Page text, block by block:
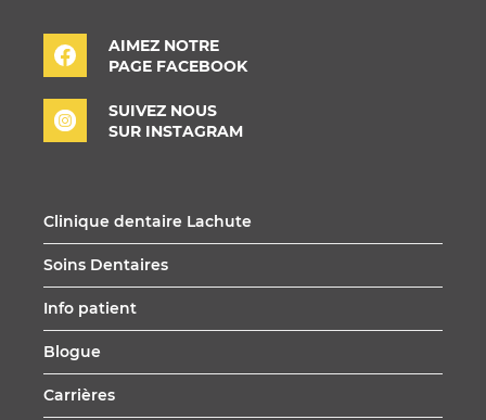
AIMEZ NOTRE
PAGE FACEBOOK
SUIVEZ NOUS
SUR INSTAGRAM
Clinique dentaire Lachute
Soins Dentaires
Info patient
Blogue
Carrières